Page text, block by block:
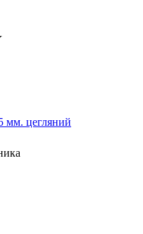
мм. цегляний